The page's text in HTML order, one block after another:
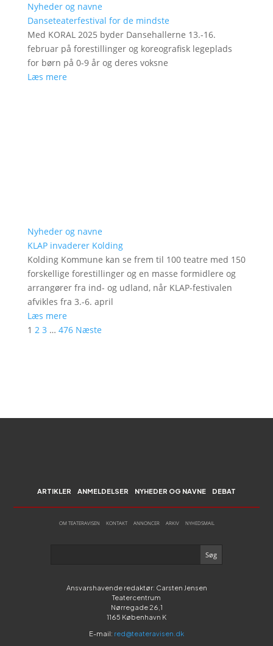
Nyheder og navne
Danseteaterfestival for de mindste
Med KORAL 2025 byder Dansehallerne 13.-16.
februar på forestillinger og koreografisk legeplads
for børn på 0-9 år og deres voksne
Læs mere
Nyheder og navne
KLAP invaderer Kolding
Kolding Kommune kan se frem til 100 teatre med 150
forskellige forestillinger og en masse formidlere og
arrangører fra ind- og udland, når KLAP-festivalen
afvikles fra 3.-6. april
Læs mere
1 2 3 … 476 Næste
ARTIKLER ANMELDELSER NYHEDER OG NAVNE DEBAT
OM TEATERAVISEN KONTAKT ANNONCER ARKIV NYHEDSMAIL
Ansvarshavende redaktør: Carsten Jensen
Teatercentrum
Nørregade 26,1
1165 København K
E-mail: red@teateravisen.dk